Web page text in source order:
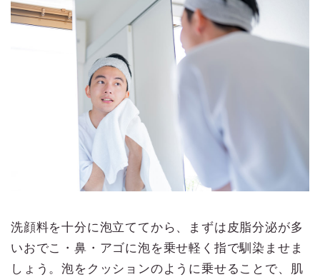
洗顔料を十分に泡立ててから、まずは皮脂分泌が多
いおでこ・鼻・アゴに泡を乗せ軽く指で馴染ませま
しょう。泡をクッションのように乗せることで、肌